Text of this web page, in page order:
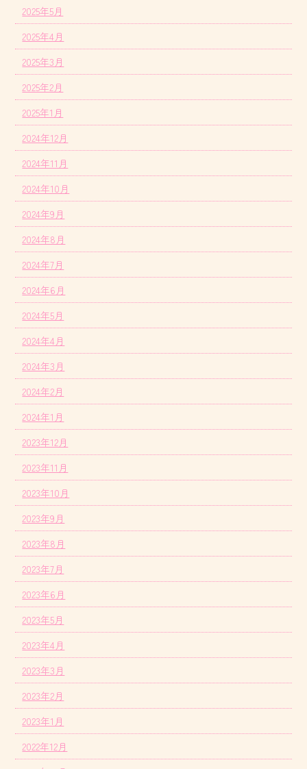
2025年5月
2025年4月
2025年3月
2025年2月
2025年1月
2024年12月
2024年11月
2024年10月
2024年9月
2024年8月
2024年7月
2024年6月
2024年5月
2024年4月
2024年3月
2024年2月
2024年1月
2023年12月
2023年11月
2023年10月
2023年9月
2023年8月
2023年7月
2023年6月
2023年5月
2023年4月
2023年3月
2023年2月
2023年1月
2022年12月